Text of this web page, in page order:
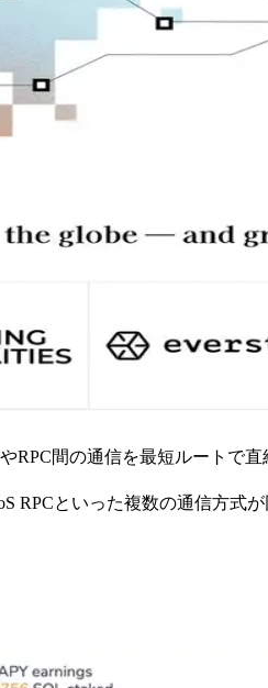
RPC間の通信を最短ルートで
RPCといった複数の通信方式